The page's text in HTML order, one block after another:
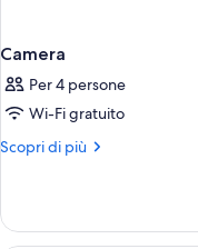
Camera
Per 4 persone
Wi-Fi gratuito
Scopri di più
Altri